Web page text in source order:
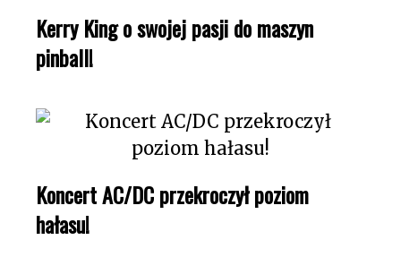
Kerry King o swojej pasji do maszyn
pinball!
Koncert AC/DC przekroczył poziom
hałasu!